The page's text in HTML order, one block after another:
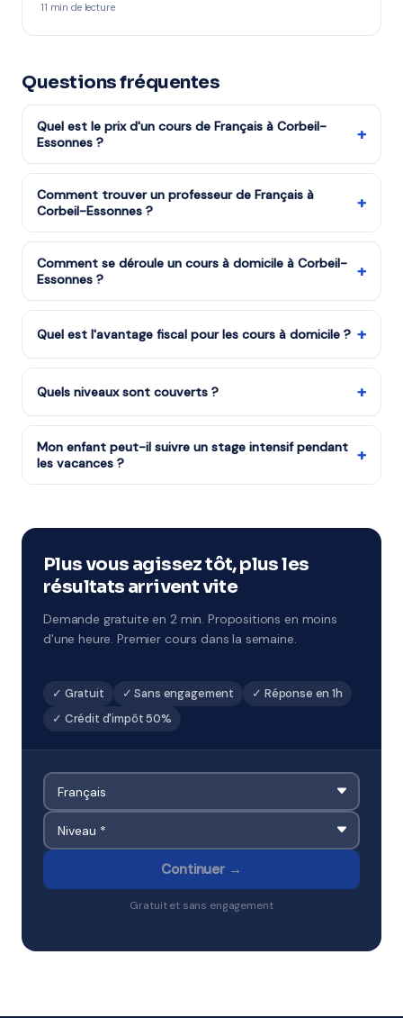
11 min de lecture
Questions fréquentes
Quel est le prix d'un cours de Français à Corbeil-
Essonnes ?
+
Les tarifs dépendent de la matière, du niveau et de la
formule choisie. Notre organisme partenaire est agréé
services à la personne : vous bénéficiez du crédit
d'impôt de 50%. Remplissez le formulaire pour recevoir
un devis gratuit.
Comment trouver un professeur de Français à
Corbeil-Essonnes ?
+
Remplissez notre formulaire en 2 minutes. Notre équipe
vous met en relation avec notre organisme partenaire
à Corbeil-Essonnes et vous recevez des propositions
en moins d'une heure. Service gratuit et sans
Comment se déroule un cours à domicile à Corbeil-
Essonnes ?
+
Le professeur arrive à votre domicile à Corbeil-
Essonnes avec tout le matériel nécessaire. La séance
met l'élève en confiance.
Quel est l'avantage fiscal pour les cours à domicile ? +
L'État rembourse la moitié du coût des cours à
domicile grâce au crédit d'impôt services à la personne
crédit d'impôt est disponible dès le premier cours.
Quels niveaux sont couverts ? +
Tous les niveaux : CP au CM2, 6ème à 3ème, Seconde à
Terminale, études supérieures et adultes.
Mon enfant peut-il suivre un stage intensif pendant
les vacances ?
+
ciblé. À Corbeil-Essonnes et environs.
Plus vous agissez tôt, plus les
résultats arrivent vite
Demande gratuite en 2 min. Propositions en moins
d'une heure. Premier cours dans la semaine.
✓ Gratuit ✓ Sans engagement
✓ Réponse en 1h
✓ Crédit d'impôt 50%
Continuer →
Gratuit et sans engagement